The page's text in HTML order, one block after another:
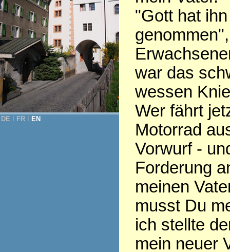
DE FR EN
"Gott hat
war das
wessen
Wer fährt
Motorrad
Vorwurf -
Forderung
meinen
musst Du
ich stellte
mein neuer